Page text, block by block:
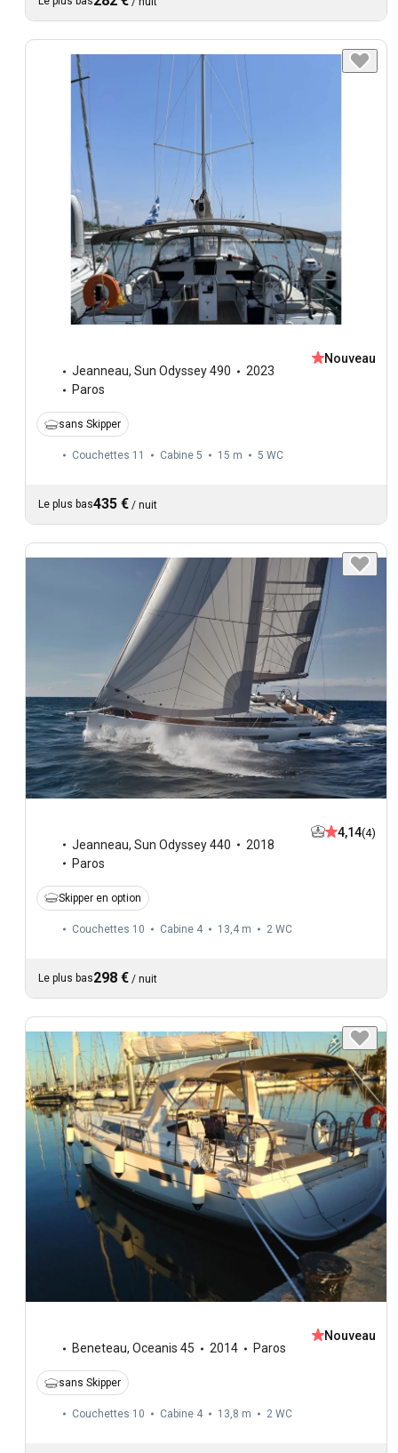
Jeanneau, Sun Odyssey 490
2023
Paros
Nouveau
sans Skipper
Couchettes 11 Cabine 5 15 m 5 WC
Le plus bas435 € / nuit
Jeanneau, Sun Odyssey 440
2018
Paros
4,14(4)
Skipper en option
Couchettes 10 Cabine 4 13,4 m 2 WC
Le plus bas298 € / nuit
Beneteau, Oceanis 45 2014 Paros
Nouveau
sans Skipper
Couchettes 10 Cabine 4 13,8 m 2 WC